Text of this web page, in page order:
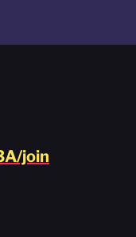
join